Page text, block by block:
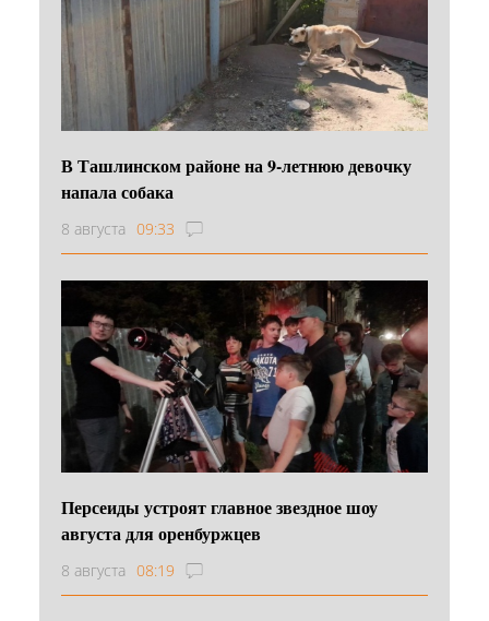
В Ташлинском районе на 9-летнюю девочку
напала собака
8 августа 09:33
Персеиды устроят главное звездное шоу
августа для оренбуржцев
8 августа 08:19